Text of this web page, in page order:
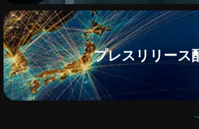
プレスリリース